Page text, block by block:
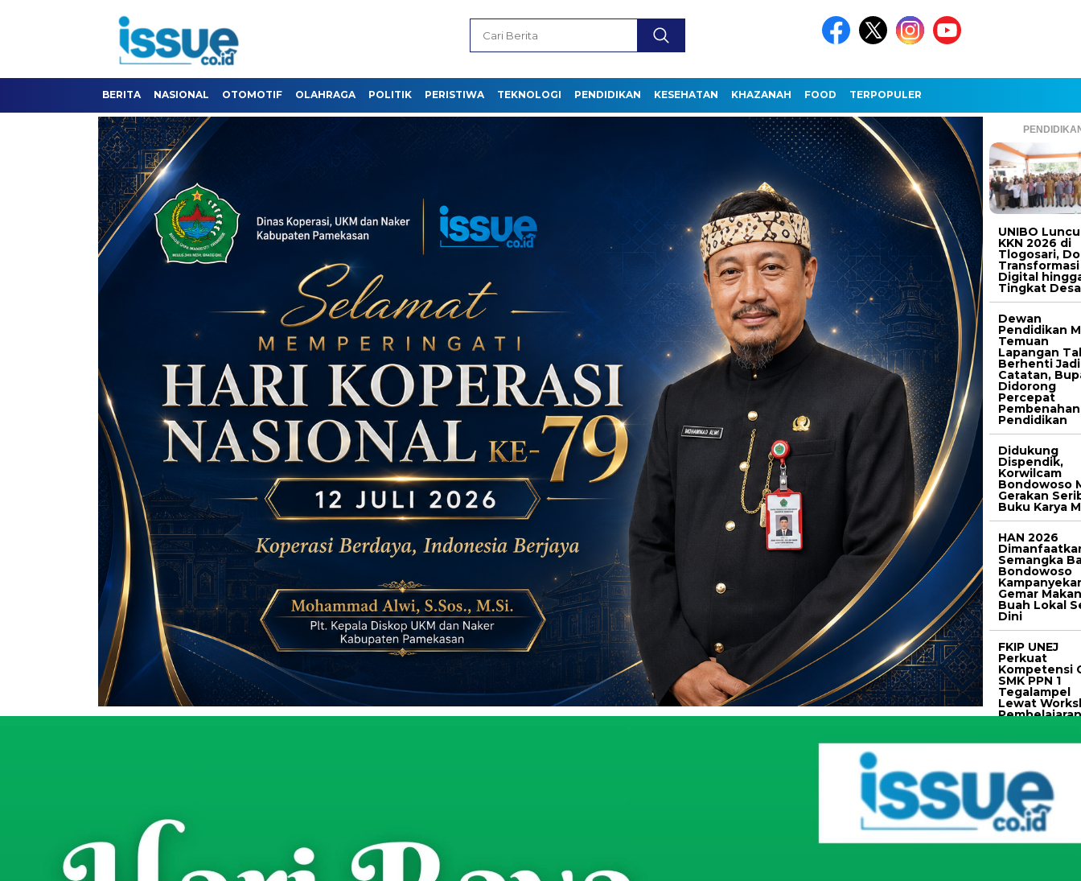
BERITA NASIONAL OTOMOTIF OLAHRAGA POLITIK PERISTIWA TEKNOLOGI PENDIDIKAN KESEHATAN KHAZANAH FOOD TERPOPULER
UNIBO
KKN 2026 di
Tlogosari,
Transformasi
Digital
Tingkat Desa
Dewan
Pendidikan
Temuan
Lapangan
Berhenti Jadi
Catatan,
Didorong
Percepat
Pembenahan
Pendidikan
Didukung
Dispendik,
Korwilcam
Bondowoso
Gerakan
Buku Karya
HAN 2026
Semangka
Bondowoso
Gemar
Buah Lokal
Dini
FKIP UNEJ
Perkuat
Kompetensi
SMK PPN 1
Tegalampel
Lewat
Rifky Cha